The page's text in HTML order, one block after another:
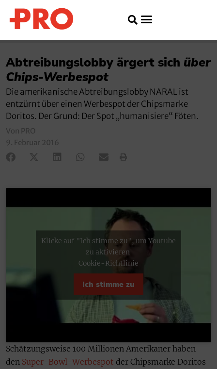
Abtreibungslobby ärgert sich über
Chips-Werbespot
Die amerikanische Abtreibungslobby NARAL ist
entzürnt über einen Werbespot der Chipsmarke
Doritos. Der Grund: Der Spot „humanisiere“ Föten.
Von PRO
9. Februar 2016
Klicke auf "Ich stimme zu", um Youtube
zu aktivieren
Cookie-Richtlinie
Ich stimme zu
Schätzungsweise 100 Millionen Amerikaner haben
den Super-Bowl-Werbespot der Chipsmarke Doritos